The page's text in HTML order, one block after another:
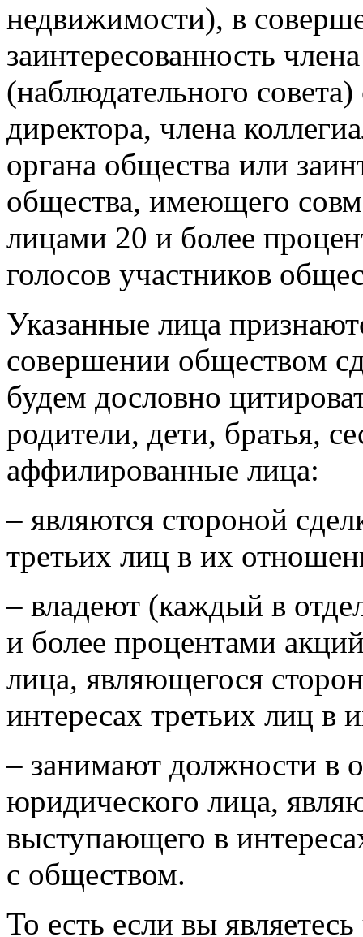
недвижимости), в
заинтересованность
(наблюдательного
директора, члена
органа общества или
общества, имеющего
лицами 20 и более
голосов участников
Указанные лица
совершении обществом
будем дословно
родители, дети, братья,
аффилированные лица:
– являются стороной
третьих лиц в их
– владеют (каждый в
и более процентами
лица, являющегося
интересах третьих лиц
– занимают должности в
юридического лица,
выступающего в
с обществом.
То есть если вы